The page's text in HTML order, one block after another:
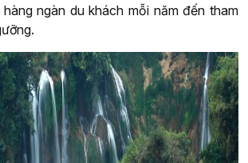
ngàn du khách mỗi năm đến tham